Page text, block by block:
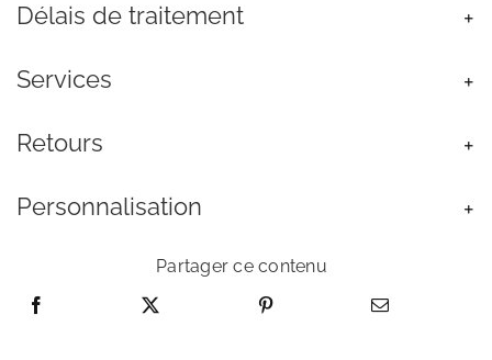
Maille
Délais de traitement
Services
Retours
Personnalisation
Partager ce contenu